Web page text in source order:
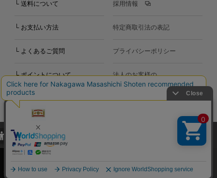
└ 送料について
└ お支払い方法
└ よくあるご質問
└ ポイントについて
お問い合わせ
採用情報
特定商取引法の表記
プライバシーポリシー
法人のお客様の
お問い合わせ
Copyright©2000-2026
Nakagawa Masashichi Shoten All Rights Reserved.
当サイトでは、当サイト内における閲覧履歴・属性情報などの取得およ
び利便性向上のためにクッキー（Cookie）を使用いたします。詳細に
関しては「プライバシーポリシー
承諾する